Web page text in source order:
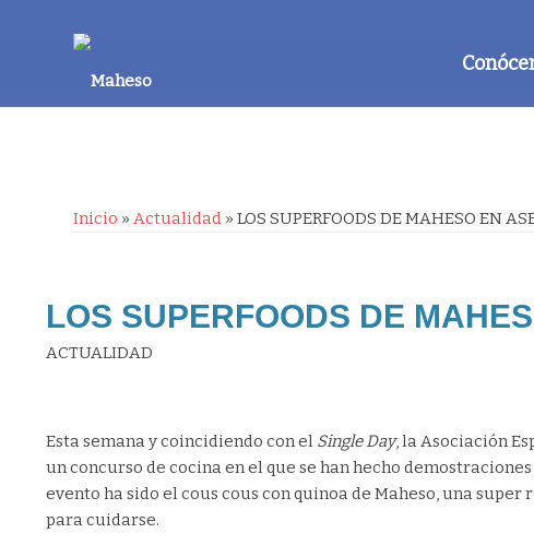
Inicio » Actualidad » LOS SUPERFOODS DE MAHESO EN
LOS SUPERFOODS DE
ACTUALIDAD
Esta semana y coincidiendo con el Single Day, la Asociación
un concurso de cocina en el que se han hecho
evento ha sido el cous cous con quinoa de Maheso, una
para cuidarse.